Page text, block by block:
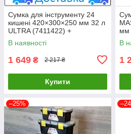
Сумка для інструменту 24
кишені 420×300×250 мм 32 л
ULTRA (7411422) +
БЕЗКОШТОВНА ДОСТАВКА
LuxPrice
В наявності
1 649 ₴ 2 217 ₴
Купити
мм
79-
В
1
–25%